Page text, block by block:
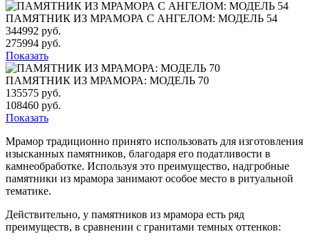
ПАМЯТНИК ИЗ МРАМОРА С АНГЕЛОМ: МОДЕЛЬ 54
344992 руб.
275994 руб.
Показать
ПАМЯТНИК ИЗ МРАМОРА: МОДЕЛЬ 70
135575 руб.
108460 руб.
Показать
Мрамор традиционно принято использовать для изготовления
изысканных памятников, благодаря его податливости в
камнеобработке. Используя это преимущество, надгробные
памятники из мрамора занимают особое место в ритуальной
тематике.
Действительно, у памятников из мрамора есть ряд
преимуществ, в сравнении с гранитами темных оттенков: